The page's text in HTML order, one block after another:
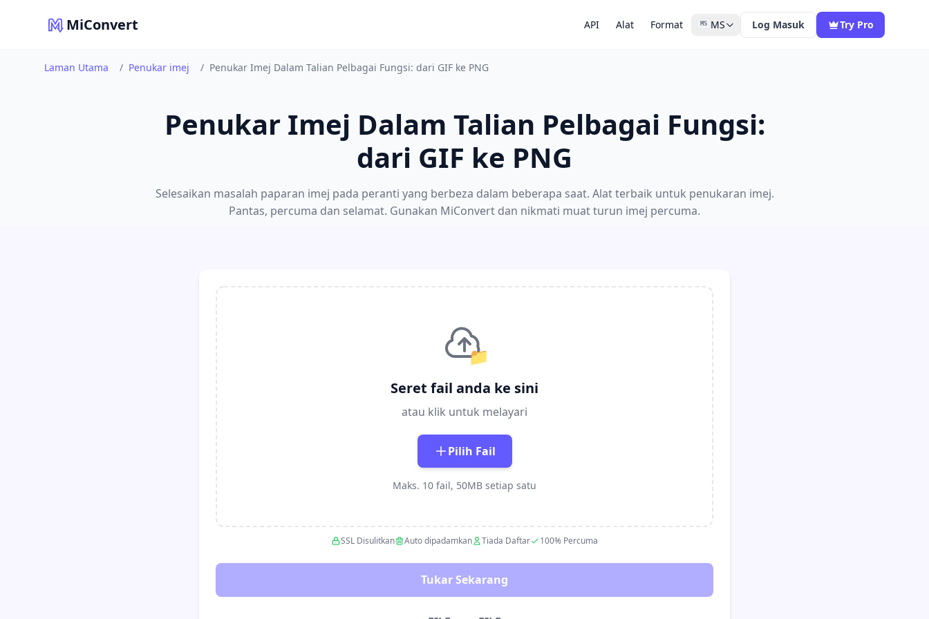
MiConvert API Alat Format MS MS Log Masuk Try Pro
Laman Utama / Penukar imej / Penukar Imej Dalam Talian Pelbagai Fungsi: dari GIF ke PNG
Penukar Imej Dalam Talian Pelbagai Fungsi:
dari GIF ke PNG
Selesaikan masalah paparan imej pada peranti yang berbeza dalam beberapa saat. Alat terbaik untuk penukaran imej.
Pantas, percuma dan selamat. Gunakan MiConvert dan nikmati muat turun imej percuma.
📁
Seret fail anda ke sini
atau klik untuk melayari
Pilih Fail
Maks. 10 fail, 50MB setiap satu
SSL Disulitkan Auto dipadamkan Tiada Daftar 100% Percuma
Tukar Sekarang